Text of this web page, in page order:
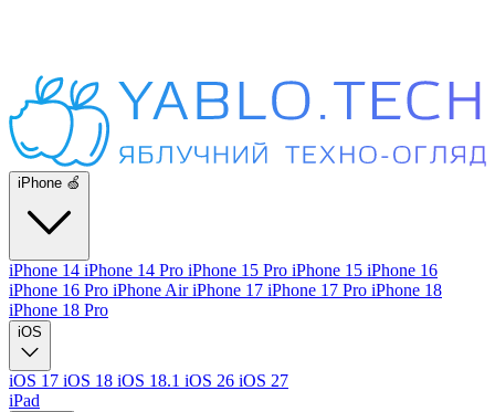
iPhone 🍏
iPhone 14 iPhone 14 Pro iPhone 15 Pro iPhone 15 iPhone 16
iPhone 16 Pro iPhone AiriPhone 17 iPhone 17 Pro iPhone 18
iPhone 18 Pro
iOS
iOS 17 iOS 18 iOS 18.1 iOS 26 iOS 27
iPad